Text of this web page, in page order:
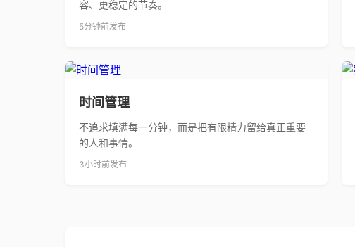
容、更稳定的节奏。
5分钟前发布
时间管理
不追求填满每一分钟，而是把有限精力留给真正重要
的人和事情。
3小时前发布